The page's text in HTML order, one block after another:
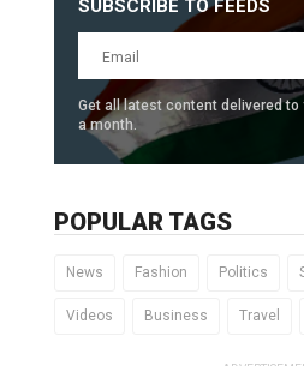
SUBSCRIBE TO FEEDS
Get all latest content delivered
a month.
POPULAR TAGS
News Fashion Politics
Videos Business Travel